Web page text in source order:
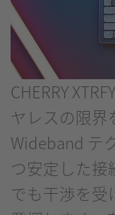
CHERRY
ヤレスの限界
Wideband テ
つ安定した接
でも干渉を受